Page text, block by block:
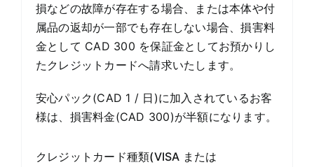
損などの故障が存在する場合、または本体や付
属品の返却が一部でも存在しない場合、損害料
金として CAD 300 を保証金としてお預かりし
たクレジットカードへ請求いたします。
安心パック(CAD 1 / 日)に加入されているお客
様は、損害料金(CAD 300)が半額になります。
クレジットカード種類(VISA または